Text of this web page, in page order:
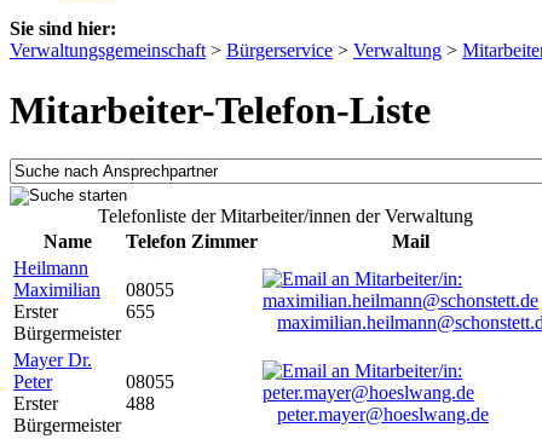
Sie sind hier:
Verwaltungsgemeinschaft > Bürgerservice > Verwaltung >
Mitarbeiter-Telefon-Liste
Telefonliste der Mitarbeiter/innen der Verwaltung
Name
Telefon Zimmer
Mail
Heilmann
Maximilian
Erster
Bürgermeister
08055
655
Mayer Dr.
Peter
Erster
Bürgermeister
08055
488
peter.mayer@hoeslwang.de